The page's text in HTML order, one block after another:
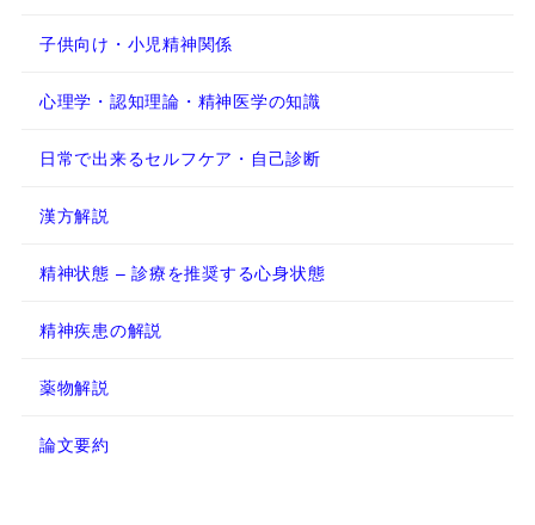
子供向け・小児精神関係
心理学・認知理論・精神医学の知識
日常で出来るセルフケア・自己診断
漢方解説
精神状態 – 診療を推奨する心身状態
精神疾患の解説
薬物解説
論文要約